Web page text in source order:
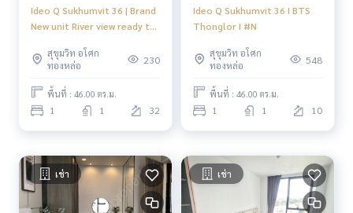
Ideo Q Sukhumvit 36 | Brand
New unit River view ready to
สุขุมวิท อโศก
ทองหล่อ
230
พื้นที่ : 46.00 ตร.ม.
1 1 32
Ideo Q Sukhumvit 36 I BTS
Thonglor I #N
สุขุมวิท อโศก
ทองหล่อ
548
พื้นที่ : 46.00 ตร.ม.
1 1 10
เช่า เช่า